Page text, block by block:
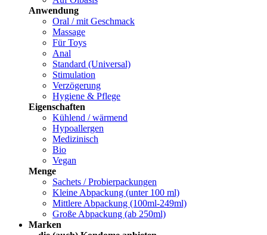
Anwendung
Oral / mit Geschmack
Massage
Für Toys
Anal
Standard (Universal)
Stimulation
Verzögerung
Hygiene & Pflege
Eigenschaften
Kühlend / wärmend
Hypoallergen
Medizinisch
Bio
Vegan
Menge
Sachets / Probierpackungen
Kleine Abpackung (unter 100 ml)
Mittlere Abpackung (100ml-249ml)
Große Abpackung (ab 250ml)
Marken